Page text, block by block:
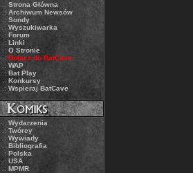
.: Strona Główna
.: Archiwum Newsów
.: Sondy
.:Wyszukiwarka
.: Forum
.: Linki
.: O Stronie
.: Dołącz do BatCave
.: WAP
.: Bat Play
.: Konkursy
.: Wspieraj BatCave
.: Wydarzenia
.: Twórcy
.: Wywiady
.:Bibliografia
.: Polska
.: USA
.: MPMR